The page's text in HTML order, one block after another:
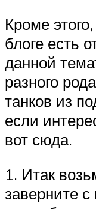
Кроме
блоге есть
данной
разного
танков из
если
вот сюда.
1. Итак
заверните